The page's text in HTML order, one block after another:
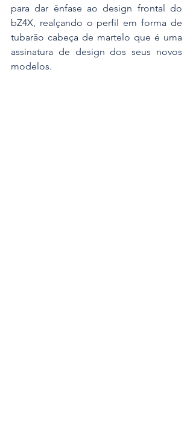
para dar ênfase ao design frontal do
bZ4X, realçando o perfil em forma de
tubarão cabeça de martelo que é uma
assinatura de design dos seus novos
modelos.